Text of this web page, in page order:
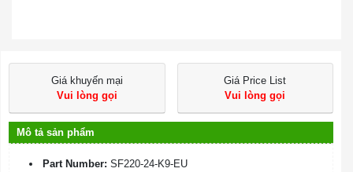
Giá khuyến mại
Vui lòng gọi
Giá Price List
Vui lòng gọi
Mô tả sản phẩm
Part Number: SF220-24-K9-EU